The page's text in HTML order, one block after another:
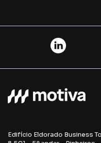
Edifício Eldorado Business